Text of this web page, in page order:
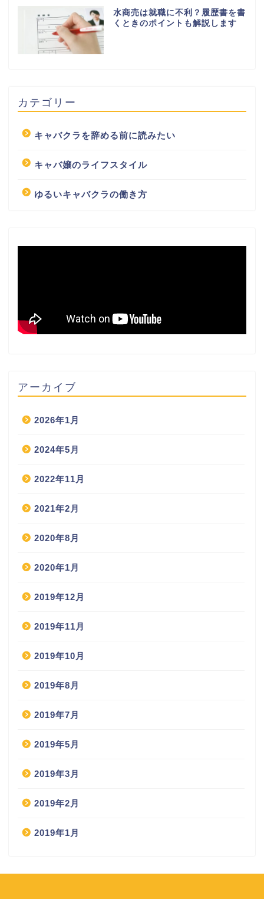
水商売は就職に不利？履歴書を書
くときのポイントも解説します
カテゴリー
キャバクラを辞める前に読みたい
キャバ嬢のライフスタイル
ゆるいキャバクラの働き方
アーカイブ
2026年1月
2024年5月
2022年11月
2021年2月
2020年8月
2020年1月
2019年12月
2019年11月
2019年10月
2019年8月
2019年7月
2019年5月
2019年3月
2019年2月
2019年1月